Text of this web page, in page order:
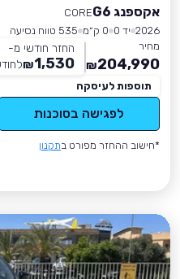
אקספנג G6
CORE
2026 יד 0 0 ק״מ
535 טווח נסיעה
מחיר
204,990
₪
החזר חודשי מ-
1,530
₪
תוספות לעיסקה
לפגישה בסוכנות
*חישוב ההחזר מפורט בתקנון